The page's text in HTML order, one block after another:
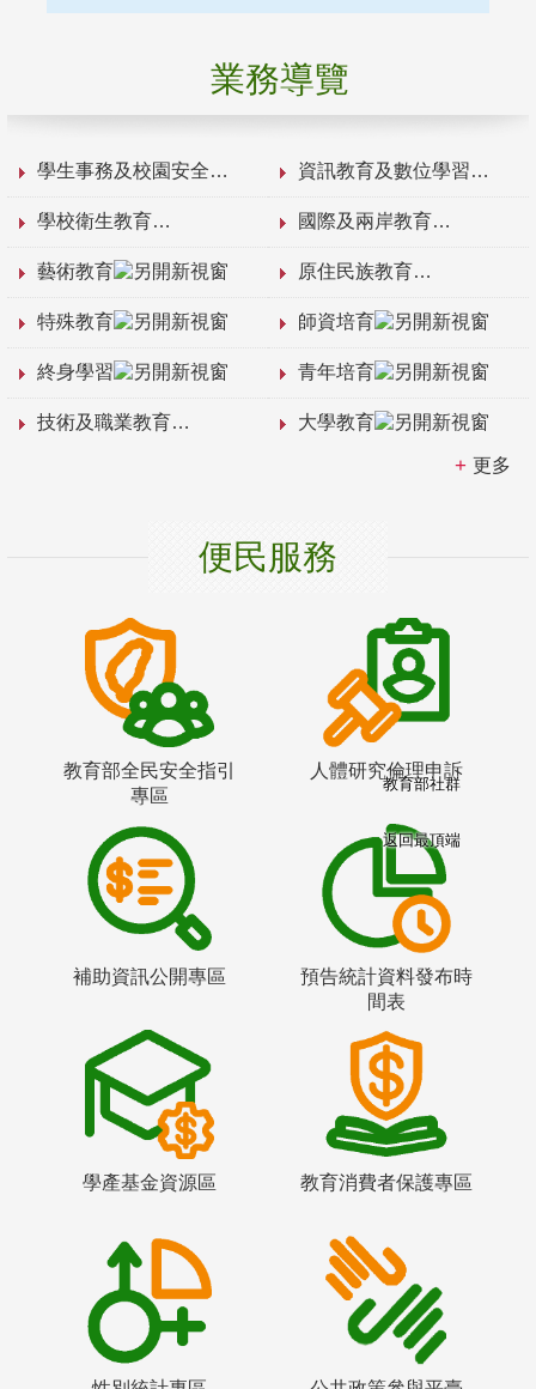
業務導覽
學生事務及校園安全 資訊教育及數位學習
學校衛生教育 國際及兩岸教育
藝術教育 原住民族教育
特殊教育 師資培育
終身學習 青年培育
技術及職業教育 大學教育
更多
便民服務
教育部全民安全指引
專區
人體研究倫理申訴
補助資訊公開專區
預告統計資料發布時
間表
學產基金資源區 教育消費者保護專區
教育部社群
返回最頂端